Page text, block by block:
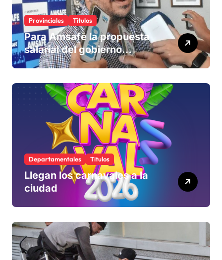
Provinciales Titulos
Para Amsafé la propuesta
salarial del gobierno
«queda corta» y el viernes
rechaza
Departamentales Titulos
Llegan los carnavales a la
ciudad